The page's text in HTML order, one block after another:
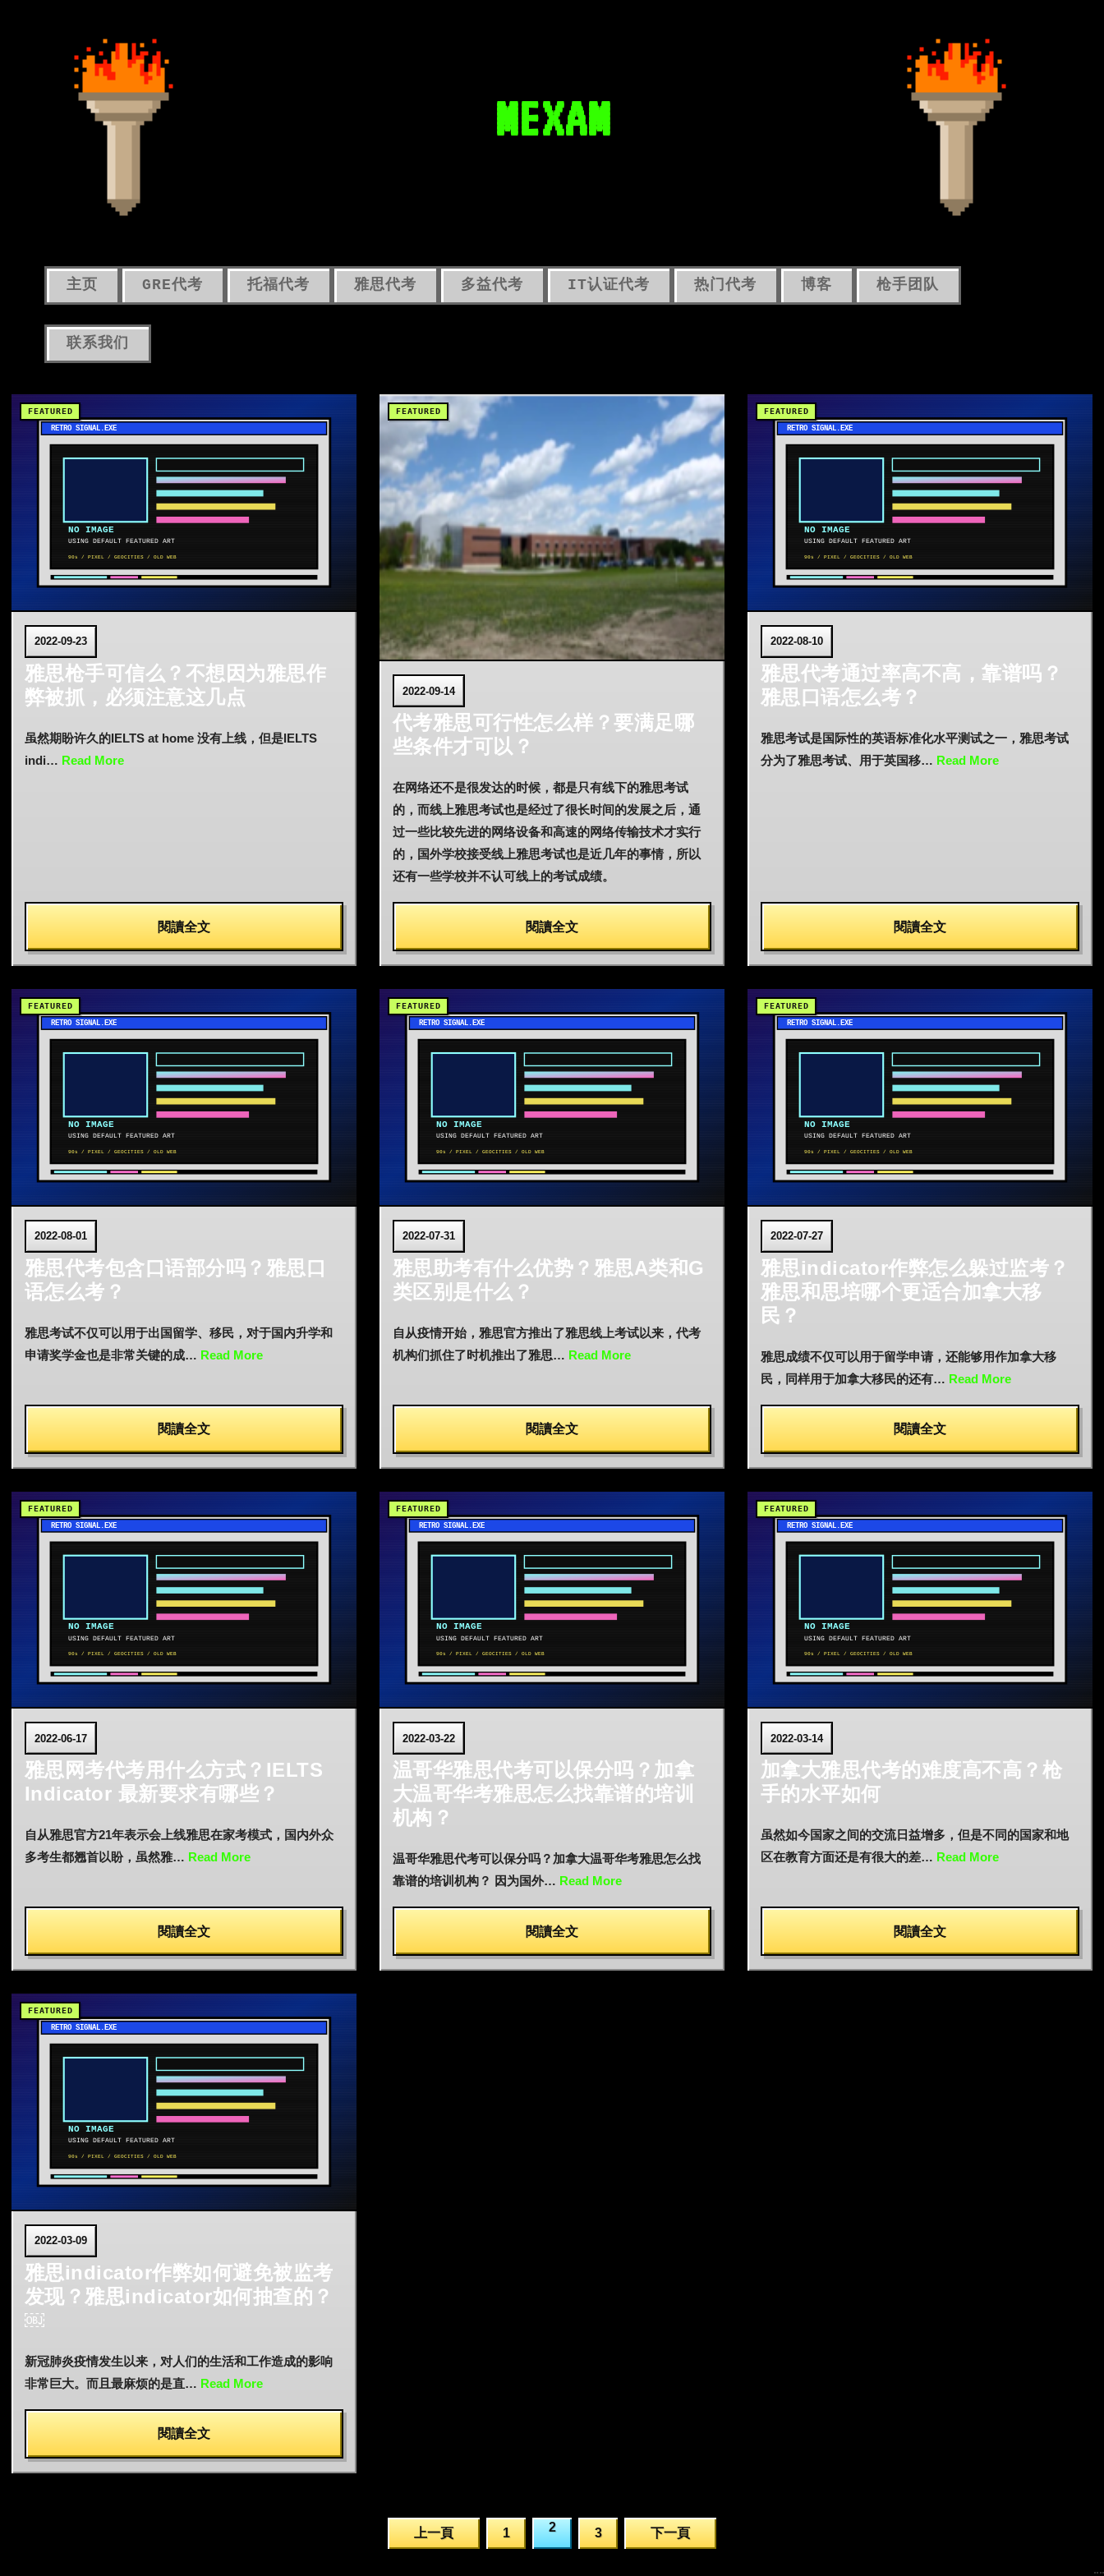
MEXAM
主页 GRE代考 托福代考 雅思代考 多益代考 IT认证代考 热门代考 博客 枪手团队
联系我们
2022-09-23
雅思枪手可信么？不想因为雅思作
弊被抓，必须注意这几点
虽然期盼许久的IELTS at home 没有上线，但是IELTS
indi… Read More
閱讀全文
2022-09-14
代考雅思可行性怎么样？要满足哪
些条件才可以？
在网络还不是很发达的时候，都是只有线下的雅思考试
的，而线上雅思考试也是经过了很长时间的发展之后，通
过一些比较先进的网络设备和高速的网络传输技术才实行
的，国外学校接受线上雅思考试也是近几年的事情，所以
还有一些学校并不认可线上的考试成绩。
閱讀全文
2022-08-10
雅思代考通过率高不高，靠谱吗？
雅思口语怎么考？
雅思考试是国际性的英语标准化水平测试之一，雅思考试
分为了雅思考试、用于英国移… Read More
閱讀全文
2022-08-01
雅思代考包含口语部分吗？雅思口
语怎么考？
雅思考试不仅可以用于出国留学、移民，对于国内升学和
申请奖学金也是非常关键的成… Read More
閱讀全文
2022-07-31
雅思助考有什么优势？雅思A类和G
类区别是什么？
自从疫情开始，雅思官方推出了雅思线上考试以来，代考
机构们抓住了时机推出了雅思… Read More
閱讀全文
2022-07-27
雅思indicator作弊怎么躲过监考？
雅思和思培哪个更适合加拿大移
民？
雅思成绩不仅可以用于留学申请，还能够用作加拿大移
民，同样用于加拿大移民的还有… Read More
閱讀全文
2022-06-17
雅思网考代考用什么方式？IELTS
Indicator 最新要求有哪些？
自从雅思官方21年表示会上线雅思在家考模式，国内外众
多考生都翘首以盼，虽然雅… Read More
閱讀全文
2022-03-22
温哥华雅思代考可以保分吗？加拿
大温哥华考雅思怎么找靠谱的培训
机构？
温哥华雅思代考可以保分吗？加拿大温哥华考雅思怎么找
靠谱的培训机构？ 因为国外… Read More
閱讀全文
2022-03-14
加拿大雅思代考的难度高不高？枪
手的水平如何
虽然如今国家之间的交流日益增多，但是不同的国家和地
区在教育方面还是有很大的差… Read More
閱讀全文
2022-03-09
雅思indicator作弊如何避免被监考
发现？雅思indicator如何抽查的？
￼
新冠肺炎疫情发生以来，对人们的生活和工作造成的影响
非常巨大。而且最麻烦的是直… Read More
閱讀全文
上一頁 1 2 3 下一頁